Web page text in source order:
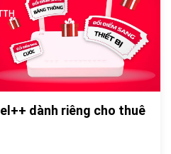
dành riêng cho thuê